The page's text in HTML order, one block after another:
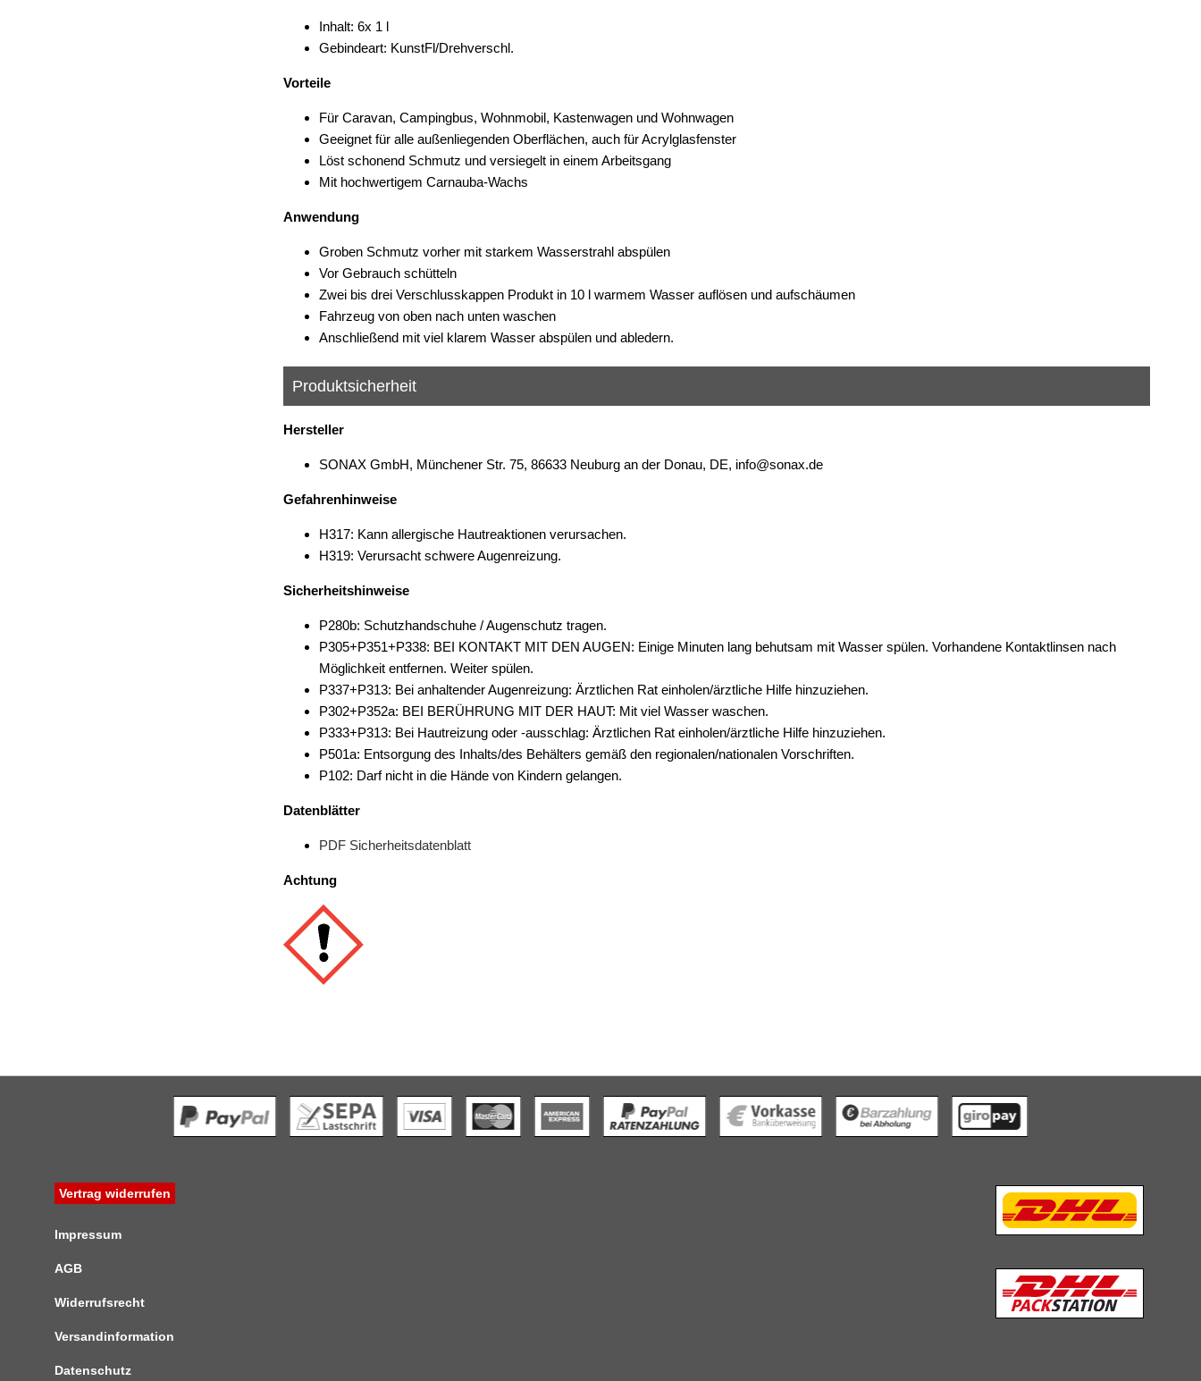
Inhalt: 6x 1 l
Gebindeart: KunstFl/Drehverschl.
Vorteile
Für Caravan, Campingbus, Wohnmobil, Kastenwagen und Wohnwagen
Geeignet für alle außenliegenden Oberflächen, auch für Acrylglasfenster
Löst schonend Schmutz und versiegelt in einem Arbeitsgang
Mit hochwertigem Carnauba-Wachs
Anwendung
Groben Schmutz vorher mit starkem Wasserstrahl abspülen
Vor Gebrauch schütteln
Zwei bis drei Verschlusskappen Produkt in 10 l warmem Wasser auflösen und aufschäumen
Fahrzeug von oben nach unten waschen
Anschließend mit viel klarem Wasser abspülen und abledern.
Produktsicherheit
Hersteller
SONAX GmbH, Münchener Str. 75, 86633 Neuburg an der Donau, DE, info@sonax.de
Gefahrenhinweise
H317: Kann allergische Hautreaktionen verursachen.
H319: Verursacht schwere Augenreizung.
Sicherheitshinweise
P280b: Schutzhandschuhe / Augenschutz tragen.
P305+P351+P338: BEI KONTAKT MIT DEN AUGEN: Einige Minuten lang behutsam mit Wasser spülen. Vorhandene Kontaktlinsen nach
Möglichkeit entfernen. Weiter spülen.
P337+P313: Bei anhaltender Augenreizung: Ärztlichen Rat einholen/ärztliche Hilfe hinzuziehen.
P302+P352a: BEI BERÜHRUNG MIT DER HAUT: Mit viel Wasser waschen.
P333+P313: Bei Hautreizung oder -ausschlag: Ärztlichen Rat einholen/ärztliche Hilfe hinzuziehen.
P501a: Entsorgung des Inhalts/des Behälters gemäß den regionalen/nationalen Vorschriften.
P102: Darf nicht in die Hände von Kindern gelangen.
Datenblätter
PDF Sicherheitsdatenblatt
Achtung
Vertrag widerrufen
Impressum
AGB
Widerrufsrecht
Versandinformation
Datenschutz